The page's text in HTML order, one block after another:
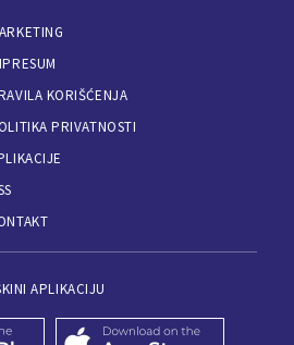
KORIŠĆENJA
PRIVATNOSTI
APLIKACIJU